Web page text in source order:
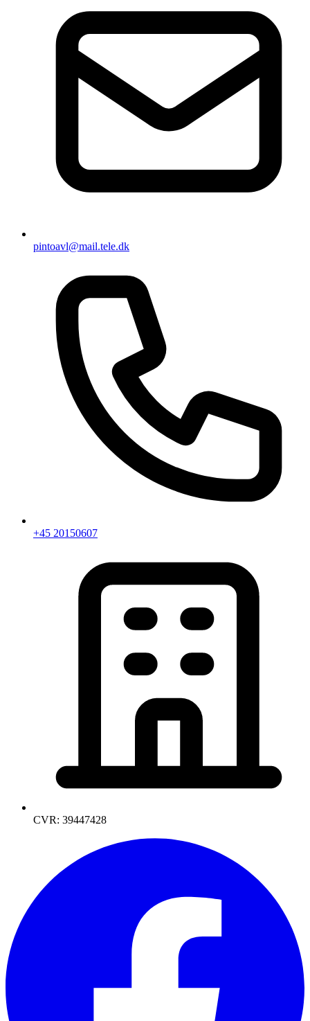
pintoavl@mail.tele.dk
+45 20150607
CVR: 39447428